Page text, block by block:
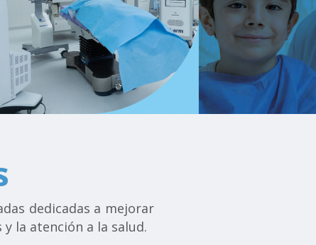
dedicadas a mejorar
la atención a la salud.